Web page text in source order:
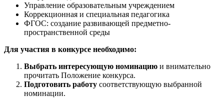
Управление образовательным учреждением
Коррекционная и специальная педагогика
ФГОС: создание развивающей предметно-
пространственной среды
Для участия в конкурсе необходимо:
Выбрать интересующую номинацию и внимательно
прочитать Положение конкурса.
Подготовить работу соответствующую выбранной
номинации.